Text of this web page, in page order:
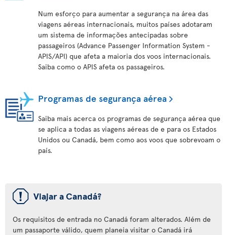
Num esforço para aumentar a segurança na área das
viagens aéreas internacionais, muitos países adotaram
um sistema de informações antecipadas sobre
passageiros (Advance Passenger Information System -
APIS/API) que afeta a maioria dos voos internacionais.
Saiba como o APIS afeta os passageiros.
Programas de segurança aérea
Saiba mais acerca os programas de segurança aérea que
se aplica a todas as viagens aéreas de e para os Estados
Unidos ou Canadá, bem como aos voos que sobrevoam o
país.
ü Viajar a Canadá?
Os requisitos de entrada no Canadá foram alterados. Além de
um passaporte válido, quem planeia visitar o Canadá irá